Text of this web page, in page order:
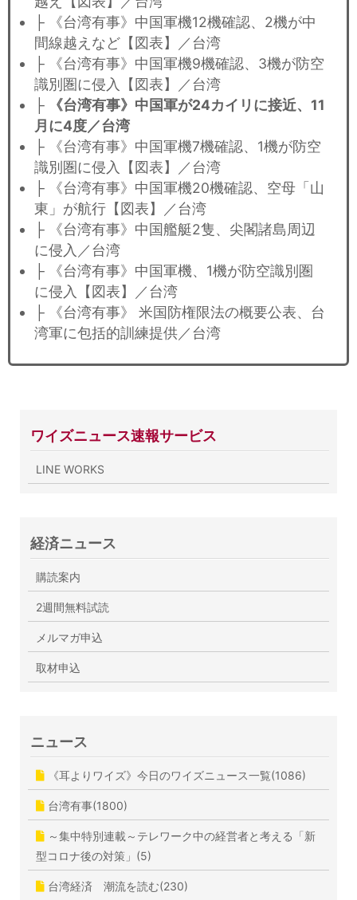
├ 《台湾有事》中国軍機12機確認、2機が中
間線越えなど【図表】／台湾
├ 《台湾有事》中国軍機9機確認、3機が防空
識別圏に侵入【図表】／台湾
├
《台湾有事》中国軍が24カイリに接近、11
月に4度／台湾
├ 《台湾有事》中国軍機7機確認、1機が防空
識別圏に侵入【図表】／台湾
├ 《台湾有事》中国軍機20機確認、空母「山
東」が航行【図表】／台湾
├ 《台湾有事》中国艦艇2隻、尖閣諸島周辺
に侵入／台湾
├ 《台湾有事》中国軍機、1機が防空識別圏
に侵入【図表】／台湾
├ 《台湾有事》 米国防権限法の概要公表、台
湾軍に包括的訓練提供／台湾
ワイズニュース速報サービス
LINE WORKS
経済ニュース
購読案内
2週間無料試読
メルマガ申込
取材申込
ニュース
《耳よりワイズ》今日のワイズニュース一覧(1086)
台湾有事(1800)
～集中特別連載～テレワーク中の経営者と考える「新
型コロナ後の対策」(5)
台湾経済 潮流を読む(230)